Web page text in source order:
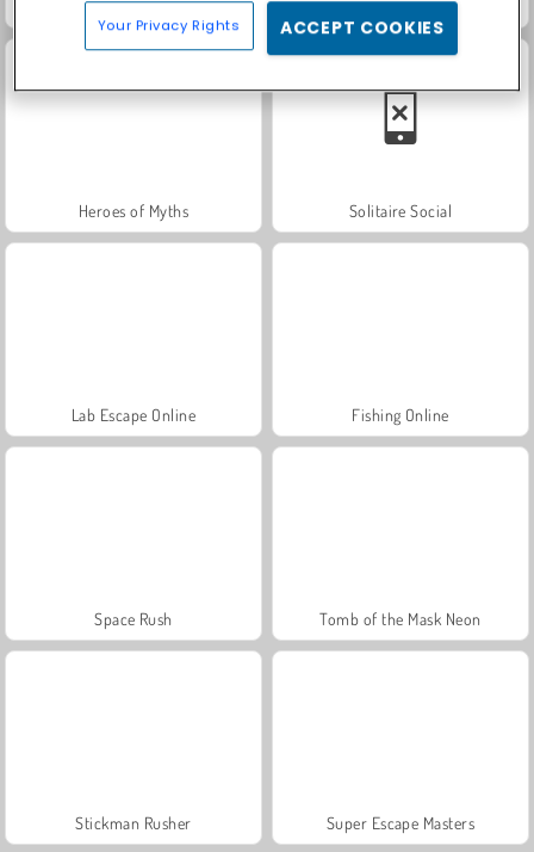
Fashion Princess - Dress Up for Girls Farm Merge Valley
Heroes of Myths Solitaire Social
Lab Escape Online Fishing Online
Space Rush Tomb of the Mask Neon
Stickman Rusher Super Escape Masters
Your Privacy Rights ACCEPT COOKIES